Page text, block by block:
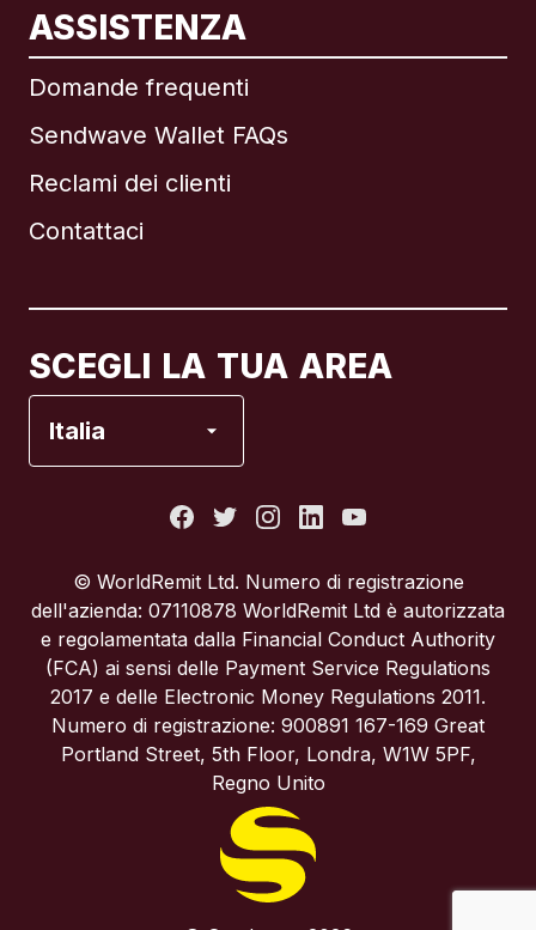
ASSISTENZA
Domande frequenti
Sendwave Wallet FAQs
Reclami dei clienti
Contattaci
SCEGLI LA TUA AREA
Italia
Internazionale English
Brasile
Regno Unito
Spagna
© WorldRemit Ltd. Numero di registrazione
dell'azienda: 07110878 WorldRemit Ltd è autorizzata
e regolamentata dalla Financial Conduct Authority
(FCA) ai sensi delle Payment Service Regulations
2017 e delle Electronic Money Regulations 2011.
Numero di registrazione: 900891 167-169 Great
Portland Street, 5th Floor, Londra, W1W 5PF,
Regno Unito